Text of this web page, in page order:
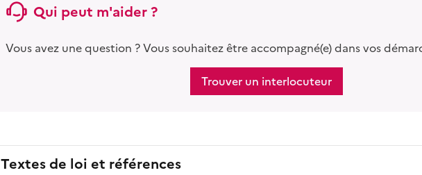
Qui peut m'aider ?
Vous avez une question ? Vous souhaitez être accompagné(e) dans vos
Trouver un interlocuteur
Textes de loi et références